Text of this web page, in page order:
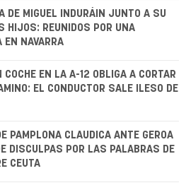
DE MIGUEL INDURÁIN JUNTO A SU
HIJOS: REUNIDOS POR UNA
EN NAVARRA
COCHE EN LA A-12 OBLIGA A CORTAR
EL CONDUCTOR SALE ILESO DE
PAMPLONA CLAUDICA ANTE GEROA
DISCULPAS POR LAS PALABRAS DE
CEUTA